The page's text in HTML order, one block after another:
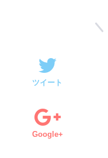
ツイート
Google+